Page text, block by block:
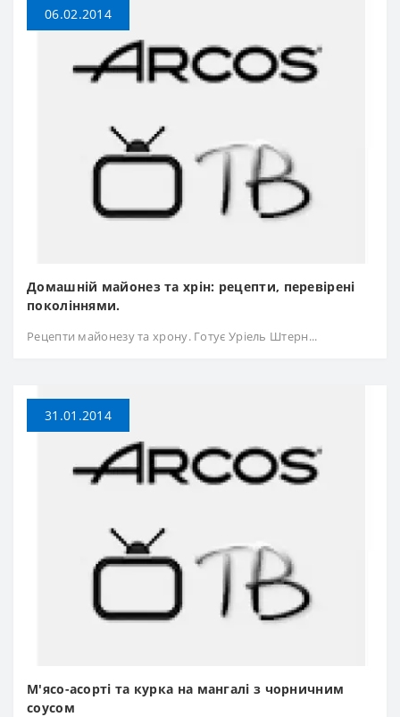
06.02.2014
Домашній майонез та хрін: рецепти, перевірені
поколіннями.
Рецепти майонезу та хрону. Готує Уріель Штерн...
31.01.2014
М'ясо-асорті та курка на мангалі з чорничним
соусом